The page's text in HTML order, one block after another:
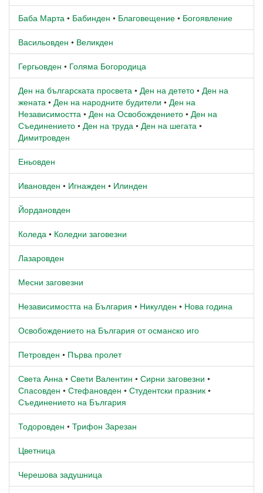
Баба Марта • Бабинден • Благовещение • Богоявление
Васильовден • Великден
Гергьовден • Голяма Богородица
Ден на българската просвета • Ден на детето • Ден на
жената • Ден на народните будители • Ден на
Независимостта • Ден на Освобождението • Ден на
Съединението • Ден на труда • Ден на шегата •
Димитровден
Еньовден
Ивановден • Игнажден • Илинден
Йордановден
Коледа • Коледни заговезни
Лазаровден
Месни заговезни
Независимостта на България • Никулден • Нова година
Освобождението на България от османско иго
Петровден • Първа пролет
Света Анна • Свети Валентин • Сирни заговезни •
Спасовден • Стефановден • Студентски празник •
Съединението на България
Тодоровден • Трифон Зарезан
Цветница
Черешова задушница